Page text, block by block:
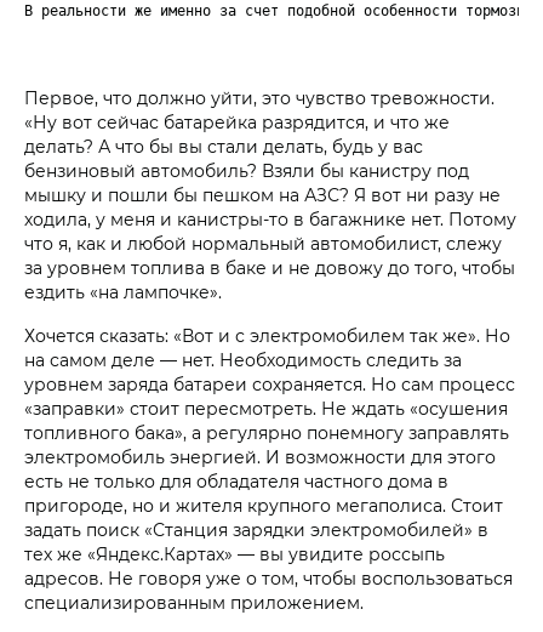
В реальности же именно за счет подобной особенности
Первое, что должно уйти, это чувство тревожности.
«Ну вот сейчас батарейка разрядится, и что же
делать? А что бы вы стали делать, будь у вас
бензиновый автомобиль? Взяли бы канистру под
мышку и пошли бы пешком на АЗС? Я вот ни разу не
ходила, у меня и канистры-то в багажнике нет. Потому
что я, как и любой нормальный автомобилист, слежу
за уровнем топлива в баке и не довожу до того, чтобы
ездить «на лампочке».
Хочется сказать: «Вот и с электромобилем так же». Но
на самом деле — нет. Необходимость следить за
уровнем заряда батареи сохраняется. Но сам процесс
«заправки» стоит пересмотреть. Не ждать «осушения
топливного бака», а регулярно понемногу заправлять
электромобиль энергией. И возможности для этого
есть не только для обладателя частного дома в
пригороде, но и жителя крупного мегаполиса. Стоит
задать поиск «Станция зарядки электромобилей» в
тех же «Яндекс.Картах» — вы увидите россыпь
адресов. Не говоря уже о том, чтобы воспользоваться
специализированным приложением.